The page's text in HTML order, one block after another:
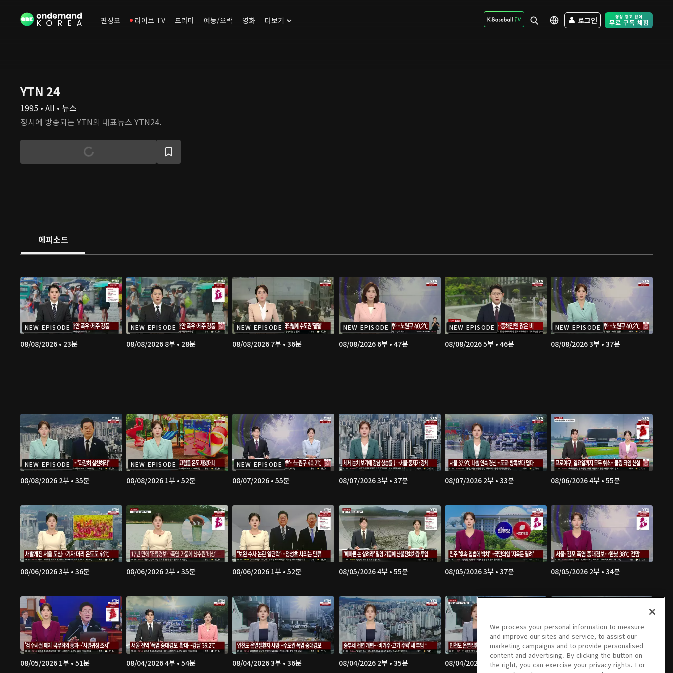
편성표 라이브 TV 드라마 예능/오락 영화 더보기 로그인 Free Trial -
YTN 24
1995 • All • 뉴스
정시에 방송되는 YTN의 대표뉴스 YTN24.
에피소드
NEW EPISODE
08/08/2026 • 23분
NEW EPISODE
08/08/2026 8부 • 28분
NEW EPISODE
08/08/2026 7부 • 36분
NEW EPISODE
08/08/2026 6부 • 47분
NEW EPISODE
08/08/2026 5부 • 46분
NEW EPISODE
08/08/2026 3부 • 37분
NEW EPISODE
08/08/2026 2부 • 35분
NEW EPISODE
08/08/2026 1부 • 52분
NEW EPISODE
08/07/2026 • 55분 08/07/2026 3부 • 37분 08/07/2026 2부 • 33분 08/06/2026 4부 • 55분
08/06/2026 3부 • 36분 08/06/2026 2부 • 35분 08/06/2026 1부 • 52분 08/05/2026 4부 • 55분 08/05/2026 3부 • 37분 08/05/2026 2부 • 34분
08/05/2026 1부 • 51분 08/04/2026 4부 • 54분 08/04/2026 3부 • 36분 08/04/2026 2부 • 35분 08/04/2026 1부 • 52분 08/03/2026 4부 • 55분
We process your personal information to measure
and improve our sites and service, to assist our
marketing campaigns and to provide personalised
content and advertising. By clicking the button on
the right, you can exercise your privacy rights. For